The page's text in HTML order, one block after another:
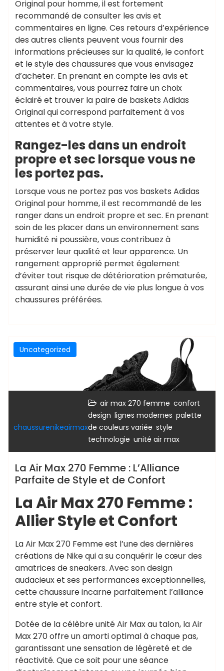
Original pour homme, il est fortement
recommandé de consulter les avis et
commentaires en ligne. Ces retours d’expérience
des autres clients peuvent vous fournir des
informations précieuses sur la qualité, le confort
et le style des chaussures que vous envisagez
d’acheter. En prenant en compte les avis et
commentaires, vous pourrez faire un choix
éclairé et trouver la paire de baskets Adidas
Original qui correspond parfaitement à vos
attentes et à votre style.
Rangez-les dans un endroit
propre et sec lorsque vous ne
les portez pas.
Lorsque vous ne portez pas vos baskets Adidas
Original pour homme, il est recommandé de les
ranger dans un endroit propre et sec. En prenant
soin de les placer dans un environnement sans
humidité ni poussière, vous contribuez à
préserver leur qualité et leur apparence. Un
rangement approprié permet également
d’éviter tout risque de détérioration prématurée,
assurant ainsi une durée de vie plus longue à vos
chaussures préférées.
Uncategorized
chaussurenikeairmax
air max 270 femme confort
design lignes modernes palette
de couleurs variée style
technologie unité air max
La Air Max 270 Femme : L’Alliance
Parfaite de Style et de Confort
La Air Max 270 Femme :
Allier Style et Confort
La Air Max 270 Femme est l’une des dernières
créations de Nike qui a su conquérir le cœur des
amatrices de sneakers. Avec son design
audacieux et ses performances exceptionnelles,
cette chaussure incarne parfaitement l’alliance
entre style et confort.
Dotée de la célèbre unité Air Max au talon, la Air
Max 270 offre un amorti optimal à chaque pas,
garantissant une sensation de légèreté et de
réactivité. Que ce soit pour une séance